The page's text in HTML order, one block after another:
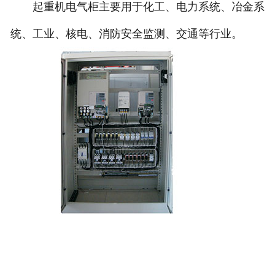
起重机电气柜主要用于化工、电力系统、冶金系
统、工业、核电、消防安全监测、交通等行业。